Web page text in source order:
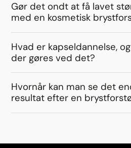
Gør det ondt at få lavet
med en kosmetisk
Hvad er kapseldannelse,
der gøres ved det?
Hvornår kan man se det
resultat efter en